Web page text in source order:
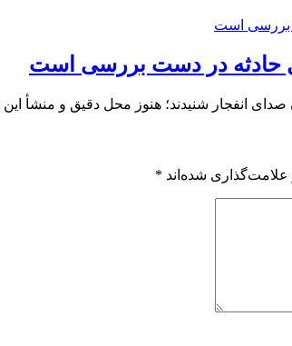
حادثه در دست بررسی است
انفجار شنیدند؛ هنوز محل دقیق و منشأ
شده‌اند *